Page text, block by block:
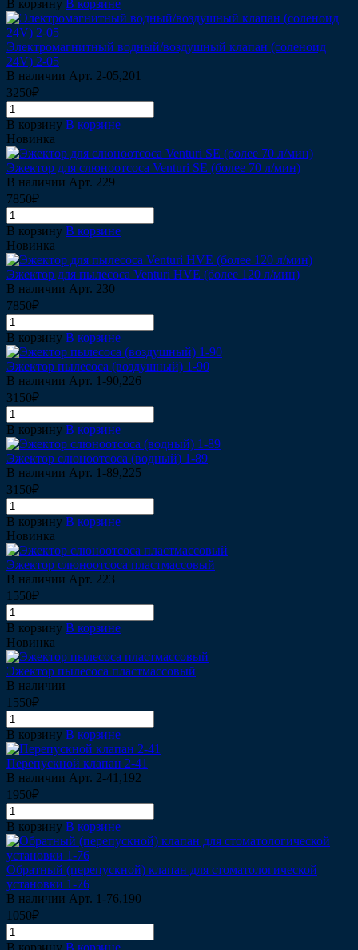
В корзину В корзине
Электромагнитный водный/воздушный клапан (соленоид
24V) 2-05
В наличии Арт. 2-05,201
3250₽
В корзину В корзине
Новинка
Эжектор для слюноотсоса Venturi SE (более 70 л/мин)
В наличии Арт. 229
7850₽
В корзину В корзине
Новинка
Эжектор для пылесоса Venturi HVE (более 120 л/мин)
В наличии Арт. 230
7850₽
В корзину В корзине
Эжектор пылесоса (воздушный) 1-90
В наличии Арт. 1-90,226
3150₽
В корзину В корзине
Эжектор слюноотсоса (водный) 1-89
В наличии Арт. 1-89,225
3150₽
В корзину В корзине
Новинка
Эжектор слюноотсоса пластмассовый
В наличии Арт. 223
1550₽
В корзину В корзине
Новинка
Эжектор пылесоса пластмассовый
В наличии
1550₽
В корзину В корзине
Перепускной клапан 2-41
В наличии Арт. 2-41,192
1950₽
В корзину В корзине
Обратный (перепускной) клапан для стоматологической
установки 1-76
В наличии Арт. 1-76,190
1050₽